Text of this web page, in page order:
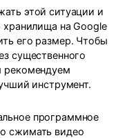
этой ситуации и
хранилища на Google
его размер. Чтобы
существенного
рекомендуем
инструмент.
программное
сжимать видео